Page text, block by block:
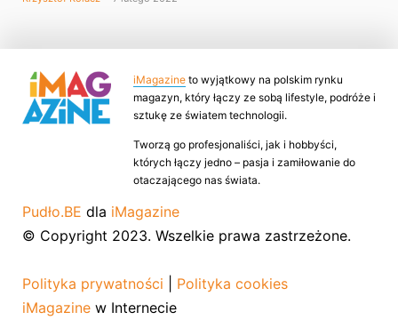
iMagazine to wyjątkowy na polskim rynku
magazyn, który łączy ze sobą lifestyle, podróże i
sztukę ze światem technologii.
Tworzą go profesjonaliści, jak i hobbyści,
których łączy jedno – pasja i zamiłowanie do
otaczającego nas świata.
Pudło.BE dla iMagazine
© Copyright 2023. Wszelkie prawa zastrzeżone.
Polityka prywatności
Polityka cookies
iMagazine w Internecie